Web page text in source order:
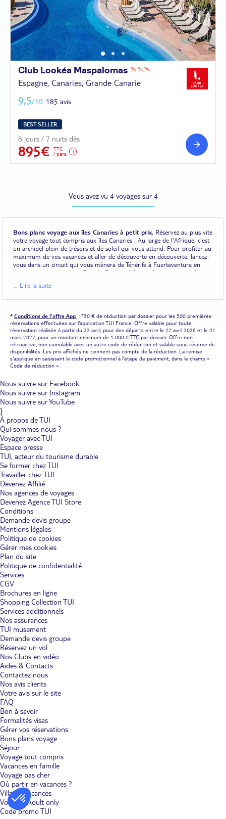
Club Lookéa Maspalomas
Espagne, Canaries, Grande Canarie
9,5/10 185 avis
BEST SELLER
8 jours / 7 nuits dès
895€
TTC
/ pers.
Vous avez vu 4 voyages sur 4
Bons plans voyage aux îles Canaries à petit prix. Réservez au plus vite
votre voyage tout compris aux îles Canaries . Au large de l'Afrique, c'est
un archipel plein de trésors et de soleil qui vous attend. Pour profiter au
maximum de vos vacances et aller de découverte en découverte, lancez-
vous dans un circuit qui vous mènera de Ténérife à Fuerteventura en
passant par Lanzarote et Grande Canarie. L'hiver n'y existe pas et la
surprenante tout au long de votre séjour. En optant pour un voyage tout
ambiance tranquille tout en rejoignant facilement les plages de sable
doré qui font la renommée de l'archipel. À moins que vous ne préfériez
chercher des plages de sable noir ou que vous ne mettiez le cap vers les
montagnes le temps d'une randonnée. Vos vacances, votre programme,
avec un hôtel à votre service.
Voyage aux îles Canaries, dépaysement total assuré.
Voyager aux îles
que soit l'île. Mais à part ça, chaque île a sa propre histoire et identité.
Visiter les îles Canaries via un bon plan séjour tout compris, c'est se
donner la possibilité de mettre en lumière tous les secrets des plus belles
îles de cet archipel si fascinant. Ceux qui aiment la nature et veulent se
spectaculaires offerts par Grande Canarie et Ténérife, avec des panoramas
inoubliables en haut des sommets de chaque île. Les voyageurs avides de
farniente et de plages paradisiaques trouveront leur bonheur du côté de
Fuerteventura, qui ravira aussi les amateurs de sports nautiques. Pour
les passionnés d'histoire et de culture, visiter Lanzarote et découvrir l'art
laissé par Cesar Manrique est incontournable. Enfin, les plus fêtards se
laisseront porter par l'ambiance folle de la vie nocturne de Ténérife.
Programme bien rempli !
Du mont Teide aux grottes des Guanches, des trésors à
découvrir.Visiter les Canaries passe par la découverte de tout ce que les
îles cachent, en altitude comme sous la terre et sous la mer. De quoi
s'émerveiller en permanence. Faire un voyage tout compris aux îles
Canaries est impossible sans atteindre le mont Teide, à Ténérife. Le plus
haut volcan d'Espagne, accessible à pied ou en téléphérique, vous sert
sur un plateau une vue panoramique de l'île. Autre point fort des
Canaries, toujours en altitude, le point culminant de Grande Canarie,
Pozo de las Nievas, vaut aussi la peine d'être approché. Si la hauteur
n'est pas votre point fort, vous pouvez explorer les célèbres grottes de
Grande Canarie, notamment la Cueva Pintada, taillée dans la roche par
la lave. À Lanzarote, visitez le parc national de Timanfaya, au paysage
lunaire si impressionnant qu'il vous coupera le souffle. Si c'est la mer qui
vous attire, toutes les îles auront de quoi vous satisfaire, qu'il s'agisse de
la plage de Papagayo à Lanzarote ou de toutes les plages de
Fuerteventura.
Visiter les Canaries, sport et culture pour tout le monde.
un bon plan voyage tout compris aux îles Canaries, c'est pouvoir associer
randonnées et farniente, kitesurf et visites de musées, tranquillité et
soirées. Pour bien visiter les Canaries en famille et ne pas épuiser les
plus petits, alternez excursions dans la nature et visites de musées. À
Lanzarote, le Museo Atlantico, l'unique musée sous-marin d'Europe,
devrait faire son effet. Dans une autre ambiance, plusieurs parcs
d'attractions vous accueillent à Ténérife. Si vous séjournez à deux dans les
en optant pour une visite de Lomo Quiebre, « la petite Venise des
Canaries », ou une dégustation de vin et de tapas dans la vallée viticole
de Lanzarote. En cas de voyage tout compris aux Canaries entre amis,
passez un moment inoubliable en prenant un cours de plongée et en
allant à la découverte des tortues marines. Poursuivez la journée par une
balade en catamaran. Des vacances idéales pour prendre le large !
Une ambiance espagnole qui permet de se détendre pleinement.
voyage tout compris aux Canaries vous donne accès à un nouveau
monde de saveurs et de traditions. Carrefour entre l'Europe et l'Afrique,
l'archipel impose son rythme. En optant pour un bon plan voyage tout
compris aux îles Canaries, vous aurez la chance de découvrir bien plus
que des paysages somptueux. Vous plongez aussi dans une atmosphère
très particulière, propre à cet archipel. À Grande Canarie, le carnaval de
... Lire la suite
* Conditions de l'offre App : *30 € de réduction par dossier pour les 500 premières
réservations effectuées sur l'application TUI France. Offre valable pour toute
réservation réalisée à partir du 22 avril, pour des départs entre le 22 avril 2026 et le 31
mars 2027, pour un montant minimum de 1 000 € TTC par dossier. Offre non
rétroactive, non cumulable avec un autre code de réduction et valable sous réserve de
disponibilités. Les prix affichés ne tiennent pas compte de la réduction. La remise
s'applique en saisissant le code promotionnel à l'étape de paiement, dans le champ «
Code de réduction ».
Nous suivre sur Facebook
Nous suivre sur Instagram
Nous suivre sur YouTube
}
À propos de TUI
Qui sommes nous ?
Voyager avec TUI
Espace presse
TUI, acteur du tourisme durable
Se former chez TUI
Travailler chez TUI
Devenez Affilié
Nos agences de voyages
Devenez Agence TUI Store
Conditions
Demande devis groupe
Mentions légales
Politique de cookies
Gérer mes cookies
Plan du site
Politique de confidentialité
Services
CGV
Brochures en ligne
Shopping Collection TUI
Services additionnels
Nos assurances
TUI musement
Demande devis groupe
Réservez un vol
Nos Clubs en vidéo
Aides & Contacts
Contactez nous
Nos avis clients
Votre avis sur le site
FAQ
Bon à savoir
Formalités visas
Gérer vos réservations
Bons plans voyage
Séjour
Voyage tout compris
Vacances en famille
Voyage pas cher
Où partir en vacances ?
Villages vacances
Voyages Adult only
Code promo TUI